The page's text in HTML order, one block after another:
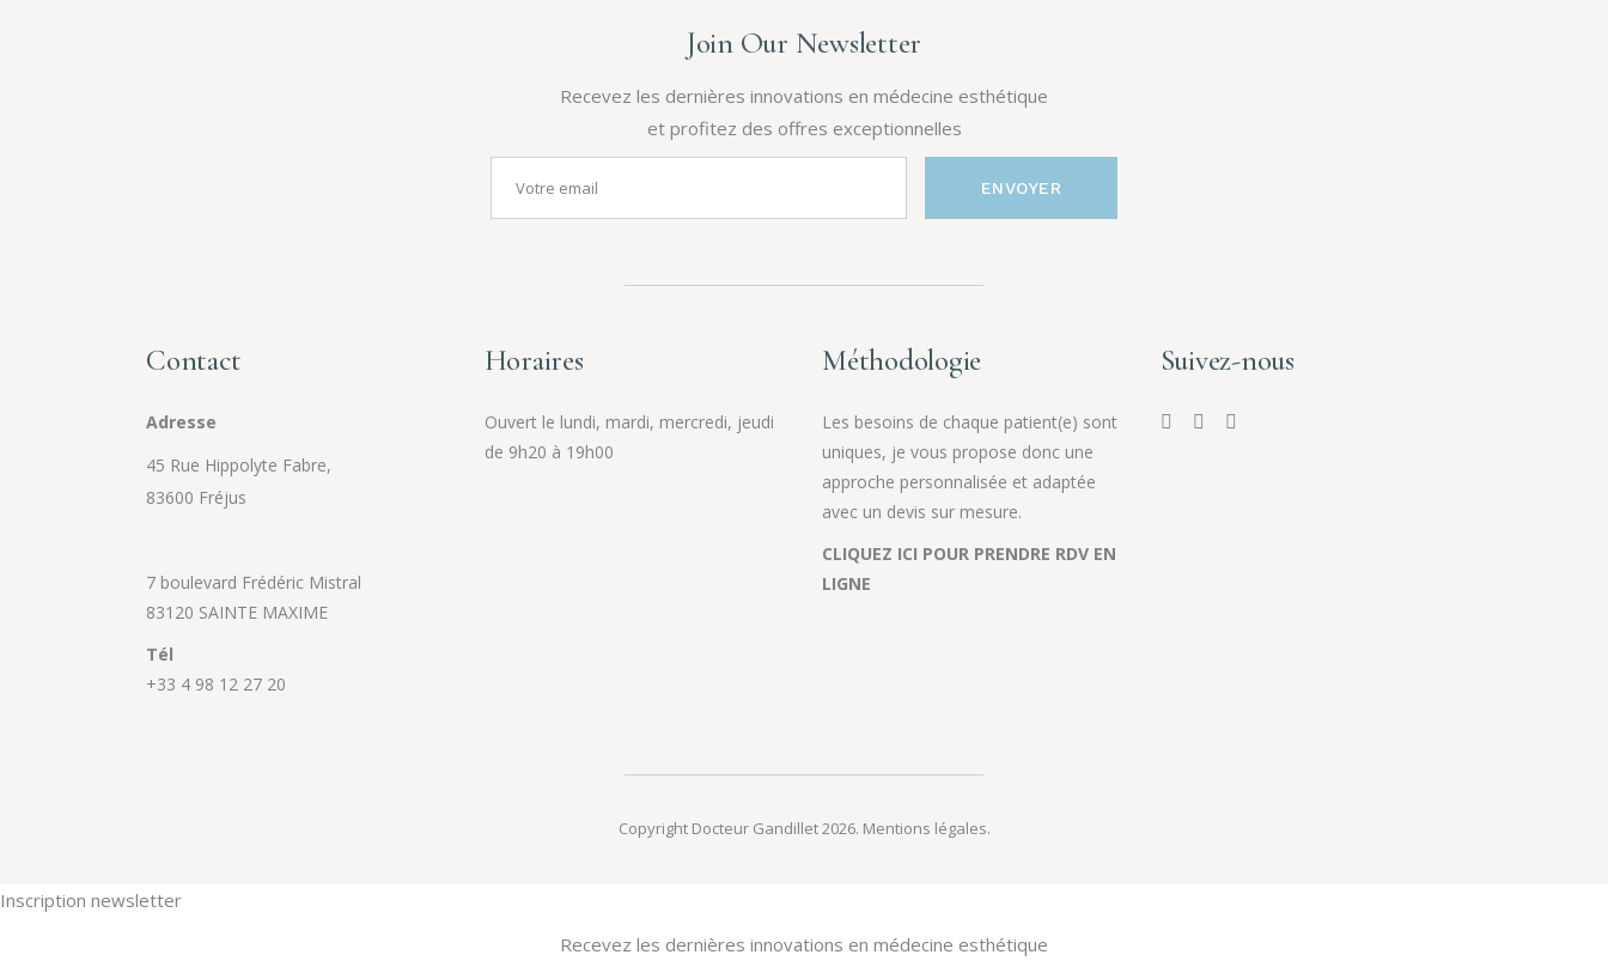
Join Our Newsletter
Recevez les dernières innovations en médecine esthétique
et profitez des offres exceptionnelles
ENVOYER
Contact
Adresse
45 Rue Hippolyte Fabre,
83600 Fréjus
7 boulevard Frédéric Mistral
83120 SAINTE MAXIME
Tél
+33 4 98 12 27 20
Horaires
Ouvert le lundi, mardi, mercredi, jeudi
de 9h20 à 19h00
Méthodologie
Les besoins de chaque patient(e) sont
uniques, je vous propose donc une
approche personnalisée et adaptée
avec un devis sur mesure.
CLIQUEZ ICI POUR PRENDRE RDV EN
LIGNE
Suivez-nous
Copyright Docteur Gandillet 2026. Mentions légales.
Inscription newsletter
Recevez les dernières innovations en médecine esthétique